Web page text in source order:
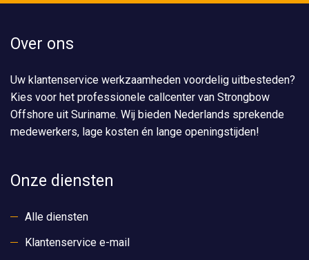
Over ons
Uw klantenservice werkzaamheden voordelig uitbesteden?
Kies voor het professionele callcenter van Strongbow
Offshore uit Suriname. Wij bieden Nederlands sprekende
medewerkers, lage kosten én lange openingstijden!
Onze diensten
Alle diensten
Klantenservice e-mail